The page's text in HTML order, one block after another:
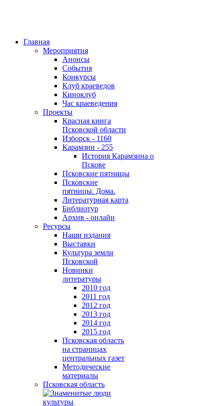
Главная
Мероприятия
Анонсы
События
Конкурсы
Клуб краеведов
Киноклуб
Час краеведения
Проекты
Красная книга
Псковской области
Изборск - 1160
Карамзин - 255
История Карамзина о
Пскове
Псковские пятницы
Псковские
пятницы. Дома.
Литературная карта
Библиотур
Архив - онлайн
Ресурсы
Наши издания
Выставки
Культура земли
Псковской
Новинки
литературы
2010 год
2011 год
2012 год
2013 год
2014 год
2015 год
Псковская область
на страницах
центральных газет
Методические
материалы
Псковская область